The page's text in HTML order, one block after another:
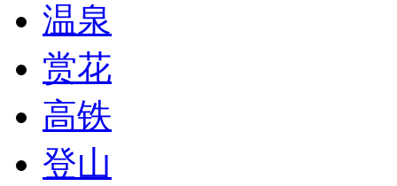
温泉
赏花
高铁
登山